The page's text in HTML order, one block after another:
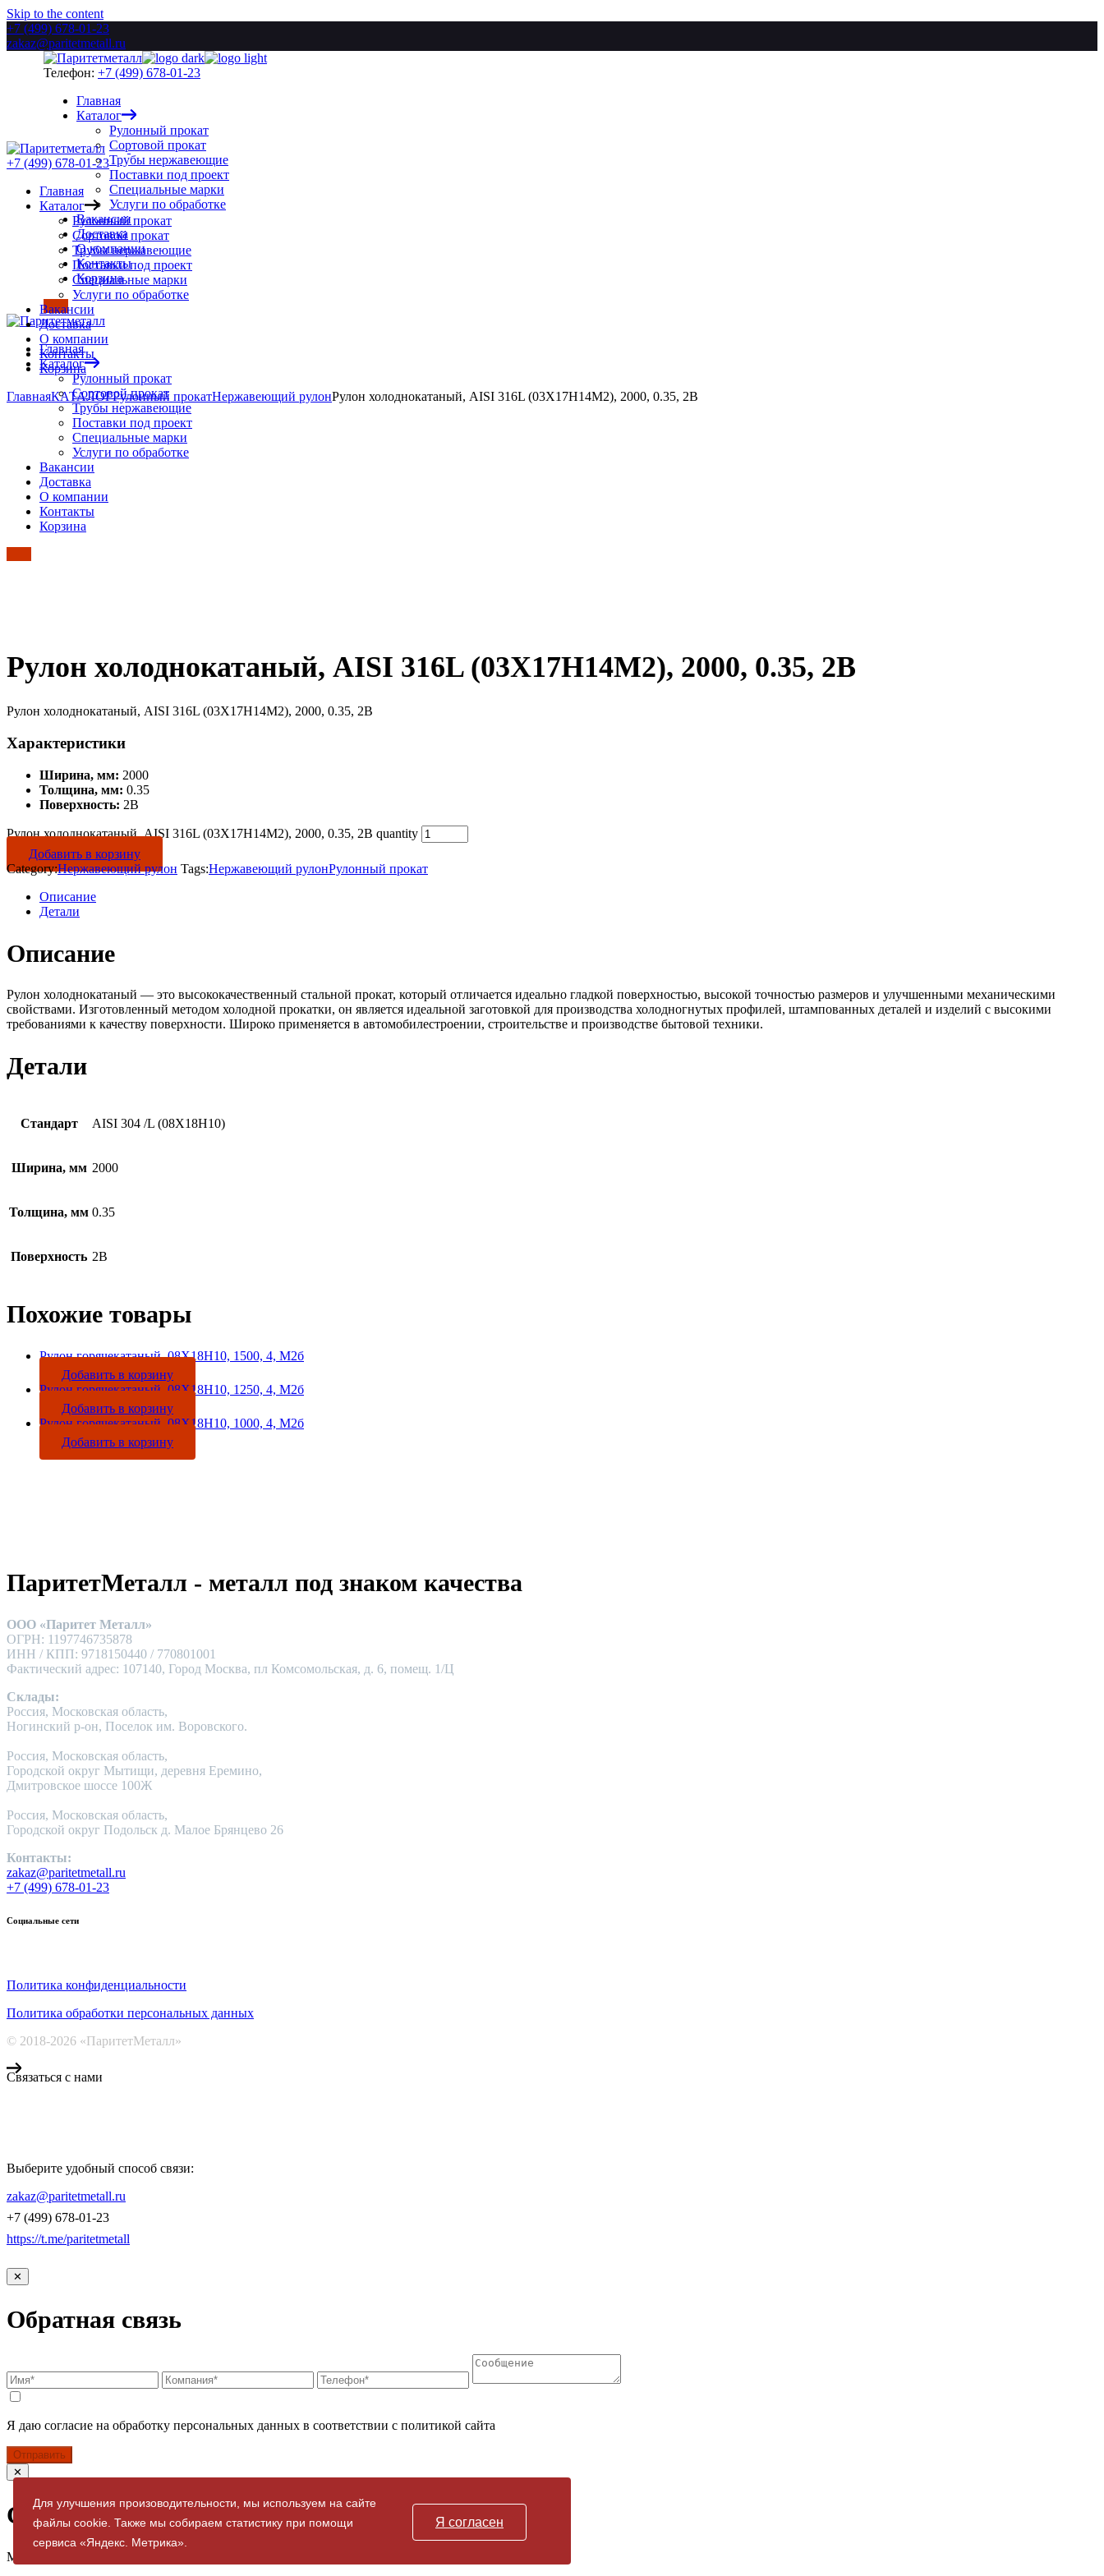
Skip to the content
+7 (499) 678-01-23
zakaz@paritetmetall.ru
Телефон: +7 (499) 678-01-23
Главная
Каталог
Рулонный прокат
Сортовой прокат
Трубы нержавеющие
Поставки под проект
Специальные марки
Услуги по обработке
Вакансии
Доставка
О компании
Контакты
Корзина
Главная
Каталог
Рулонный прокат
Сортовой прокат
Трубы нержавеющие
Поставки под проект
Специальные марки
Услуги по обработке
Вакансии
Доставка
О компании
Контакты
Корзина
+7 (499) 678-01-23
Главная
Каталог
Рулонный прокат
Сортовой прокат
Трубы нержавеющие
Поставки под проект
Специальные марки
Услуги по обработке
Вакансии
Доставка
О компании
Контакты
Корзина
ГлавнаяКАТАЛОГРулонный прокатНержавеющий рулонРулон холоднокатаный, AISI 316L (03Х17Н14М2), 2000, 0.35, 2B
Рулон холоднокатаный, AISI 316L (03Х17Н14М2), 2000, 0.35, 2B
Рулон холоднокатаный, AISI 316L (03Х17Н14М2), 2000, 0.35, 2B
Характеристики
Ширина, мм: 2000
Толщина, мм: 0.35
Поверхность: 2B
Рулон холоднокатаный, AISI 316L (03Х17Н14М2), 2000, 0.35, 2B quantity
Добавить в корзину
Category:Нержавеющий рулон Tags:Нержавеющий рулонРулонный прокат
Описание
Детали
Описание
Рулон холоднокатаный — это высококачественный стальной прокат, который отличается идеально гладкой поверхностью, высокой точностью размеров и улучшенными механическими
свойствами. Изготовленный методом холодной прокатки, он является идеальной заготовкой для производства холодногнутых профилей, штампованных деталей и изделий с высокими
требованиями к качеству поверхности. Широко применяется в автомобилестроении, строительстве и производстве бытовой техники.
Детали
Стандарт AISI 304 /L (08Х18Н10)
Ширина, мм 2000
Толщина, мм 0.35
Поверхность 2B
Похожие товары
Рулон горячекатаный, 08Х18Н10, 1500, 4, М2б
Добавить в корзину
Рулон горячекатаный, 08Х18Н10, 1250, 4, М2б
Добавить в корзину
Рулон горячекатаный, 08Х18Н10, 1000, 4, М2б
Добавить в корзину
ПаритетМеталл - металл под знаком качества
ООО «Паритет Металл»
ОГРН: 1197746735878
ИНН / КПП: 9718150440 / 770801001
Фактический адрес: 107140, Город Москва, пл Комсомольская, д. 6, помещ. 1/Ц
Склады:
Россия, Московская область,
Ногинский р-он, Поселок им. Воровского.
Россия, Московская область,
Городской округ Мытищи, деревня Еремино,
Дмитровское шоссе 100Ж
Россия, Московская область,
Городской округ Подольск д. Малое Брянцево 26
Контакты:
zakaz@paritetmetall.ru
+7 (499) 678-01-23
Социальные сети
Политика конфиденциальности
Политика обработки персональных данных
© 2018-2026 «ПаритетМеталл»
Связаться с нами
Выберите удобный способ связи:
zakaz@paritetmetall.ru
+7 (499) 678-01-23
https://t.me/paritetmetall
Для улучшения произоводительности, мы используем на сайте
файлы cookie. Также мы собираем статистику при помощи
сервиса «Яндекс. Метрика».
Я согласен
✕
Обратная связь
Я даю согласие на обработку персональных данных в соответствии с политикой сайта
Отправить
✕
Спасибо за заявку
Мы свяжемся с вами в ближайшее время